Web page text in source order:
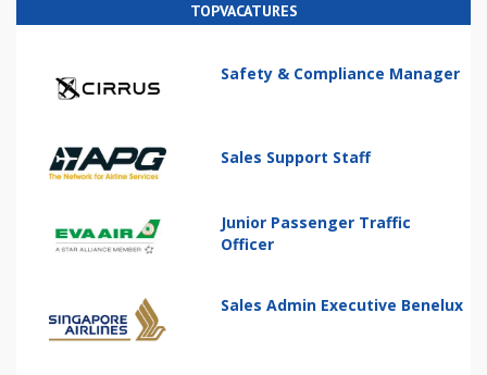
TOPVACATURES
Safety & Compliance Manager
Sales Support Staff
Junior Passenger Traffic
Officer
Sales Admin Executive Benelux